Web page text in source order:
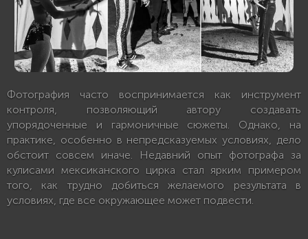
Фотография часто воспринимается как инструмент
контроля, позволяющий автору создавать
упорядоченные и гармоничные сюжеты. Однако, на
практике, особенно в непредсказуемых условиях, дело
обстоит совсем иначе. Недавний опыт фотографа за
кулисами мексиканского цирка стал ярким примером
того, как трудно добиться желаемого результата в
условиях, где все окружающее может подвести.